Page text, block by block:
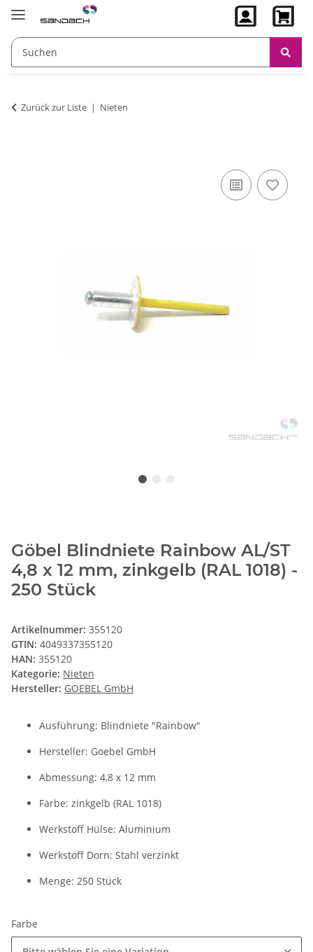
Zurück zur Liste Nieten
Göbel Blindniete Rainbow AL/ST
4,8 x 12 mm, zinkgelb (RAL 1018) -
250 Stück
Artikelnummer: 355120
GTIN: 4049337355120
HAN: 355120
Kategorie: Nieten
Hersteller: GOEBEL GmbH
Ausführung: Blindniete "Rainbow"
Hersteller: Goebel GmbH
Abmessung: 4,8 x 12 mm
Farbe: zinkgelb (RAL 1018)
Werkstoff Hülse: Aluminium
Werkstoff Dorn: Stahl verzinkt
Menge: 250 Stück
Farbe